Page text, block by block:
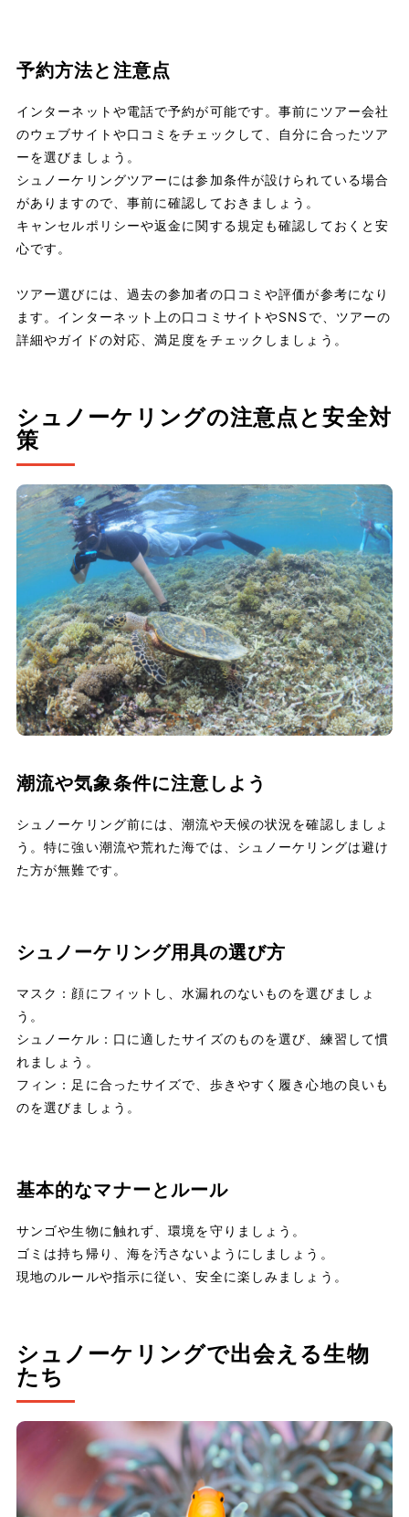
予約方法と注意点
インターネットや電話で予約が可能です。事前にツアー会社
のウェブサイトや口コミをチェックして、自分に合ったツア
ーを選びましょう。
シュノーケリングツアーには参加条件が設けられている場合
がありますので、事前に確認しておきましょう。
キャンセルポリシーや返金に関する規定も確認しておくと安
心です。
ツアー選びには、過去の参加者の口コミや評価が参考になり
ます。インターネット上の口コミサイトやSNSで、ツアーの
詳細やガイドの対応、満足度をチェックしましょう。
シュノーケリングの注意点と安全対
策
潮流や気象条件に注意しよう
シュノーケリング前には、潮流や天候の状況を確認しましょ
う。特に強い潮流や荒れた海では、シュノーケリングは避け
た方が無難です。
シュノーケリング用具の選び方
マスク：顔にフィットし、水漏れのないものを選びましょ
う。
シュノーケル：口に適したサイズのものを選び、練習して慣
れましょう。
フィン：足に合ったサイズで、歩きやすく履き心地の良いも
のを選びましょう。
基本的なマナーとルール
サンゴや生物に触れず、環境を守りましょう。
ゴミは持ち帰り、海を汚さないようにしましょう。
現地のルールや指示に従い、安全に楽しみましょう。
シュノーケリングで出会える生物
たち